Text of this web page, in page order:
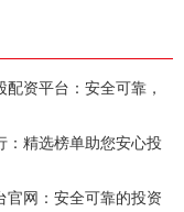
资平台：安全可靠，
官网：安全可靠的投资